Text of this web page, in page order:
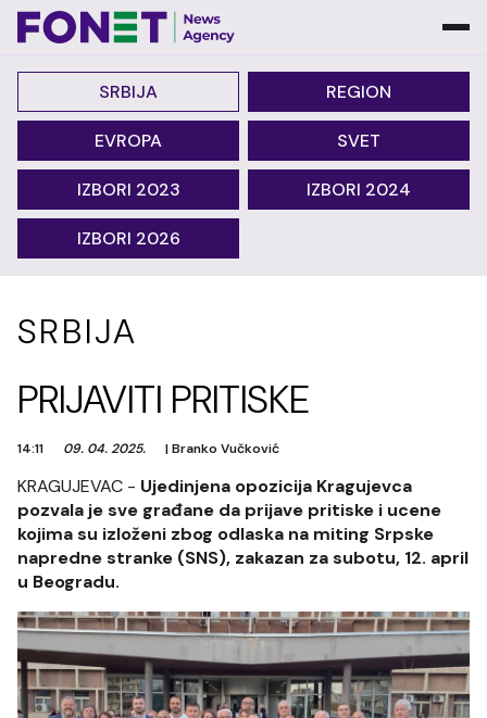
SRBIJA REGION
EVROPA SVET
IZBORI 2023 IZBORI 2024
IZBORI 2026
SRBIJA
PRIJAVITI PRITISKE
14:11 09. 04. 2025. |Branko Vučković
KRAGUJEVAC - Ujedinjena opozicija Kragujevca
pozvala je sve građane da prijave pritiske i ucene
kojima su izloženi zbog odlaska na miting Srpske
napredne stranke (SNS), zakazan za subotu, 12. april
u Beogradu.